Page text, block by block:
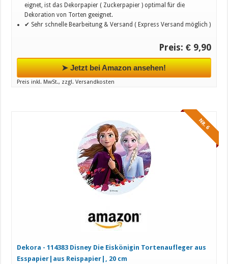
eignet, ist das Dekorpapier ( Zuckerpapier ) optimal für die
Dekoration von Torten geeignet.
✔ Sehr schnelle Bearbeitung & Versand ( Express Versand möglich )
Preis: € 9,90
➤ Jetzt bei Amazon ansehen!
Preis inkl. MwSt., zzgl. Versandkosten
NR. 6
Dekora - 114383 Disney Die Eiskönigin Tortenaufleger aus
Esspapier|aus Reispapier|, 20 cm